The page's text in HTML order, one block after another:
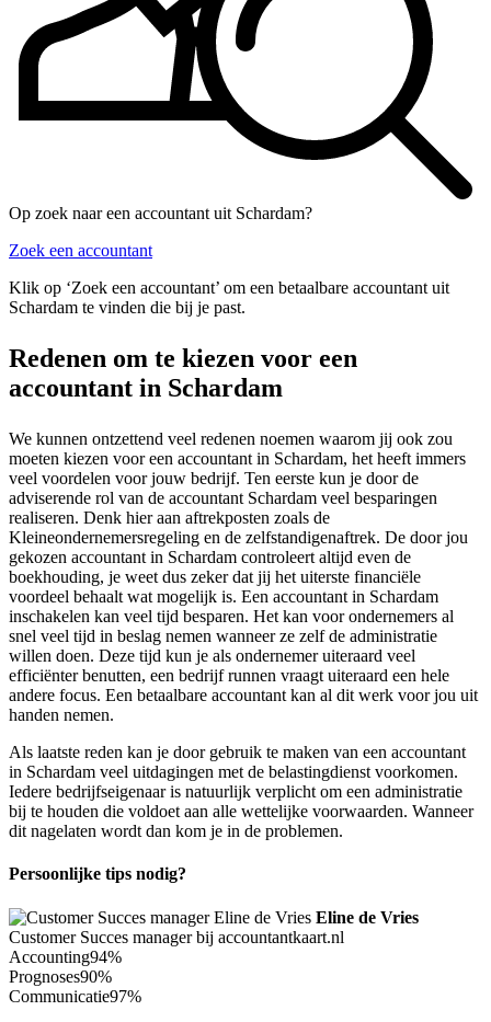
Op zoek naar een accountant uit Schardam?
Zoek een accountant
Klik op ‘Zoek een accountant’ om een betaalbare accountant uit
Schardam te vinden die bij je past.
Redenen om te kiezen voor een
accountant in Schardam
We kunnen ontzettend veel redenen noemen waarom jij ook zou
moeten kiezen voor een accountant in Schardam, het heeft immers
veel voordelen voor jouw bedrijf. Ten eerste kun je door de
adviserende rol van de accountant Schardam veel besparingen
realiseren. Denk hier aan aftrekposten zoals de
Kleineondernemersregeling en de zelfstandigenaftrek. De door jou
gekozen accountant in Schardam controleert altijd even de
boekhouding, je weet dus zeker dat jij het uiterste financiële
voordeel behaalt wat mogelijk is. Een accountant in Schardam
inschakelen kan veel tijd besparen. Het kan voor ondernemers al
snel veel tijd in beslag nemen wanneer ze zelf de administratie
willen doen. Deze tijd kun je als ondernemer uiteraard veel
efficiënter benutten, een bedrijf runnen vraagt uiteraard een hele
andere focus. Een betaalbare accountant kan al dit werk voor jou uit
handen nemen.
Als laatste reden kan je door gebruik te maken van een accountant
in Schardam veel uitdagingen met de belastingdienst voorkomen.
Iedere bedrijfseigenaar is natuurlijk verplicht om een administratie
bij te houden die voldoet aan alle wettelijke voorwaarden. Wanneer
dit nagelaten wordt dan kom je in de problemen.
Persoonlijke tips nodig?
Eline de Vries
Customer Succes manager bij accountantkaart.nl
Accounting94%
Prognoses90%
Communicatie97%